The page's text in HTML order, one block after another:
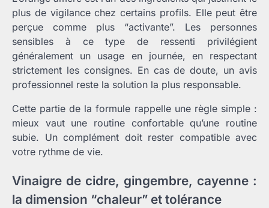
plus de vigilance chez certains profils. Elle peut être
perçue comme plus “activante”. Les personnes
sensibles à ce type de ressenti privilégient
généralement un usage en journée, en respectant
strictement les consignes. En cas de doute, un avis
professionnel reste la solution la plus responsable.
Cette partie de la formule rappelle une règle simple :
mieux vaut une routine confortable qu’une routine
subie. Un complément doit rester compatible avec
votre rythme de vie.
Vinaigre de cidre, gingembre, cayenne :
la dimension “chaleur” et tolérance